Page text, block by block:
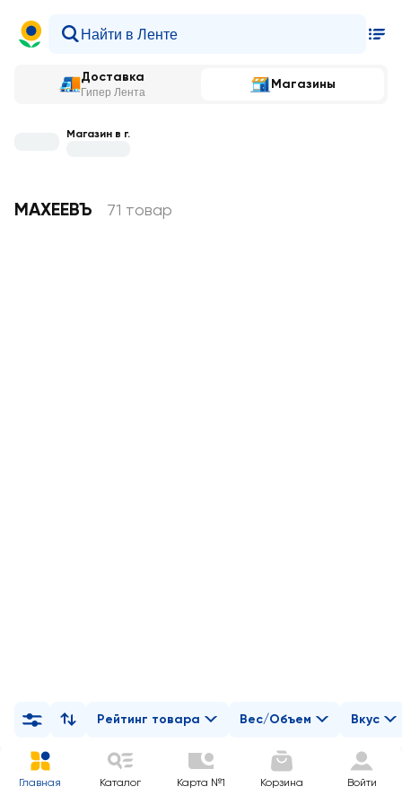
Доставка
Гипер Лента
Магазины
Магазин в г.
МАХЕЕВЪ 71 товар
Рейтинг товара Вес/Объем Вкус
Главная Каталог Карта №1 Корзина Войти